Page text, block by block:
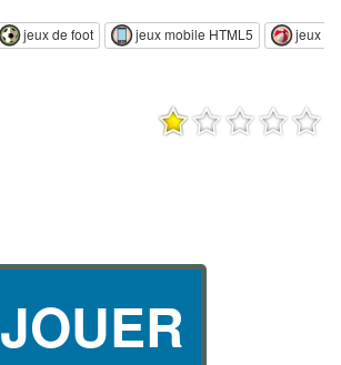
jeux de foot jeux mobile HTML5 jeux
JOUER